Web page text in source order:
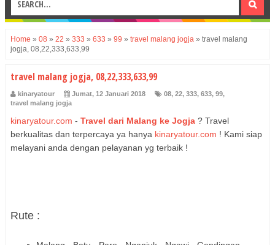
Home » 08 » 22 » 333 » 633 » 99 » travel malang jogja » travel malang
jogja, 08,22,333,633,99
travel malang jogja, 08,22,333,633,99
kinaryatour Jumat, 12 Januari 2018 08, 22, 333, 633, 99,
travel malang jogja
kinaryatour.com - Travel dari Malang ke Jogja ? Travel
berkualitas dan terpercaya ya hanya kinaryatour.com ! Kami siap
melayani anda dengan pelayanan yg terbaik !
Rute :